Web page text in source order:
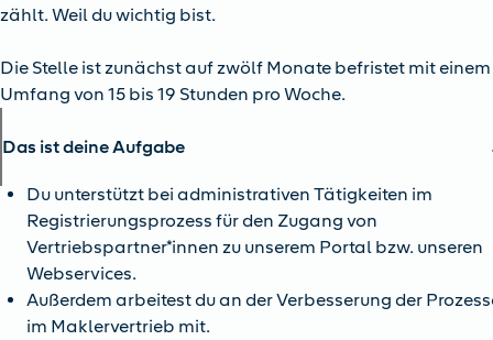
zählt. Weil du wichtig bist.
Die Stelle ist zunächst auf zwölf Monate befristet mit einem
Umfang von 15 bis 19 Stunden pro Woche.
Das ist deine Aufgabe
Du unterstützt bei administrativen Tätigkeiten im
Registrierungsprozess für den Zugang von
Vertriebspartner*innen zu unserem Portal bzw. unseren
Webservices.
Außerdem arbeitest du an der Verbesserung der
im Maklervertrieb mit.